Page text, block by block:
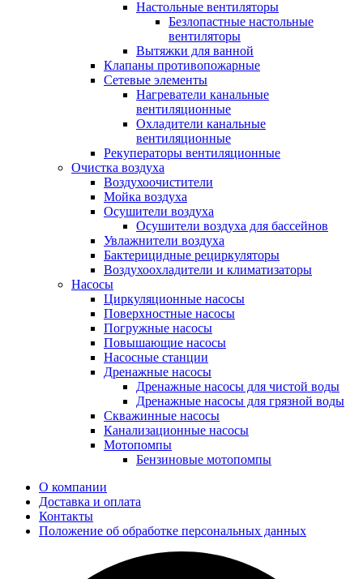
Настольные вентиляторы
Безлопастные настольные
вентиляторы
Вытяжки для ванной
Клапаны противопожарные
Сетевые элементы
Нагреватели канальные
вентиляционные
Охладители канальные
вентиляционные
Рекуператоры вентиляционные
Очистка воздуха
Воздухоочистители
Мойка воздуха
Осушители воздуха
Осушители воздуха для бассейнов
Увлажнители воздуха
Бактерицидные рециркуляторы
Воздухоохладители и климатизаторы
Насосы
Циркуляционные насосы
Поверхностные насосы
Погружные насосы
Повышающие насосы
Насосные станции
Дренажные насосы
Дренажные насосы для чистой воды
Дренажные насосы для грязной воды
Скважинные насосы
Канализационные насосы
Мотопомпы
Бензиновые мотопомпы
О компании
Доставка и оплата
Контакты
Положение об обработке персональных данных